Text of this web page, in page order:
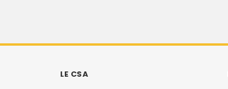
LE CSA